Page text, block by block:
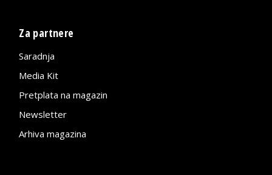
Za partnere
Saradnja
Media Kit
Pretplata na magazin
Newsletter
Arhiva magazina